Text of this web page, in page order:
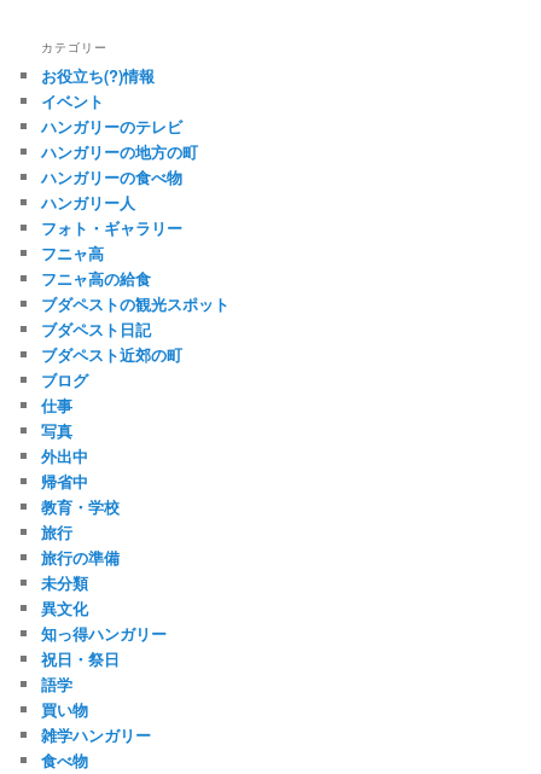
カテゴリー
お役立ち(?)情報
イベント
ハンガリーのテレビ
ハンガリーの地方の町
ハンガリーの食べ物
ハンガリー人
フォト・ギャラリー
フニャ高
フニャ高の給食
ブダペストの観光スポット
ブダペスト日記
ブダペスト近郊の町
ブログ
仕事
写真
外出中
帰省中
教育・学校
旅行
旅行の準備
未分類
異文化
知っ得ハンガリー
祝日・祭日
語学
買い物
雑学ハンガリー
食べ物